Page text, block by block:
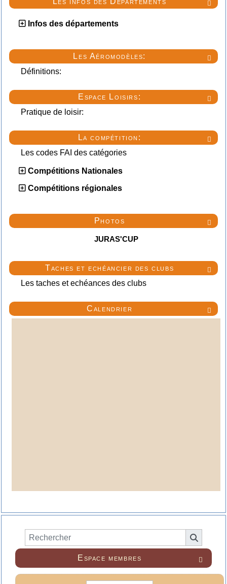

Infos des départements

Les Aéromodèles:
Définitions:

Espace Loisirs:
Pratique de loisir:

La compétition:
Les codes FAI des catégories
Compétitions Nationales
Compétitions régionales

Photos
JURAS'CUP

Taches et echéancier des clubs
Les taches et echéances des clubs

Calendrier

Espace membres